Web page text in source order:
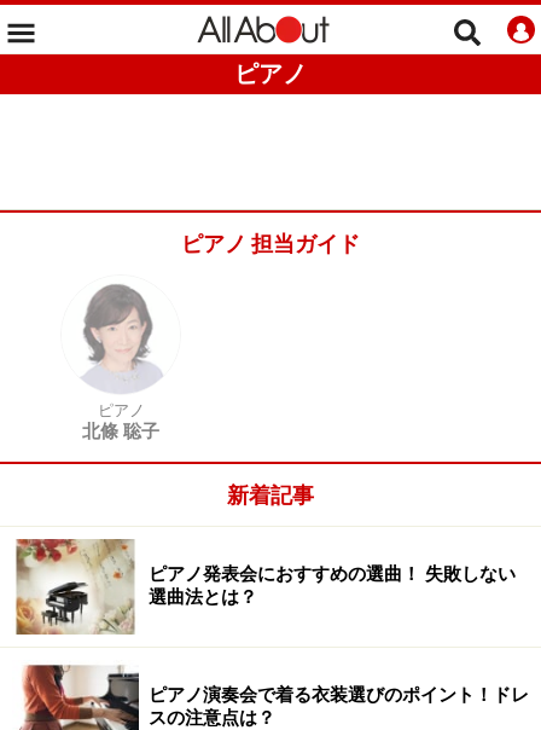
ピアノ
ピアノ 担当ガイド
ピアノ
北條 聡子
新着記事
ピアノ発表会におすすめの選曲！ 失敗しない
選曲法とは？
ピアノ演奏会で着る衣装選びのポイント！ドレ
スの注意点は？